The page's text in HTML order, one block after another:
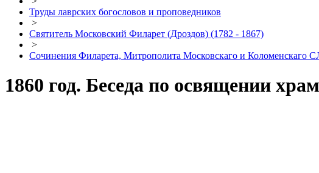
Труды лаврских богословов и проповедников
>
Святитель Московский Филарет (Дроздов) (1782 - 1867)
>
Сочинения Филарета, Митрополита Московскаго и
1860 год. Беседа по освящении